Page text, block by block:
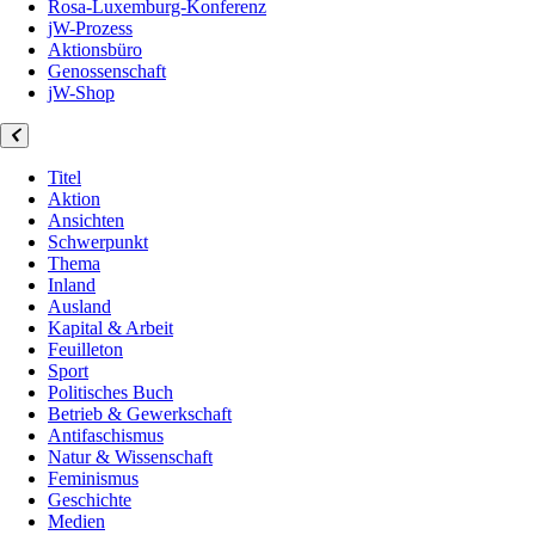
Rosa-Luxemburg-Konferenz
jW-Prozess
Aktionsbüro
Genossenschaft
jW-Shop
Titel
Aktion
Ansichten
Schwerpunkt
Thema
Inland
Ausland
Kapital & Arbeit
Feuilleton
Sport
Politisches Buch
Betrieb & Gewerkschaft
Antifaschismus
Natur & Wissenschaft
Feminismus
Geschichte
Medien